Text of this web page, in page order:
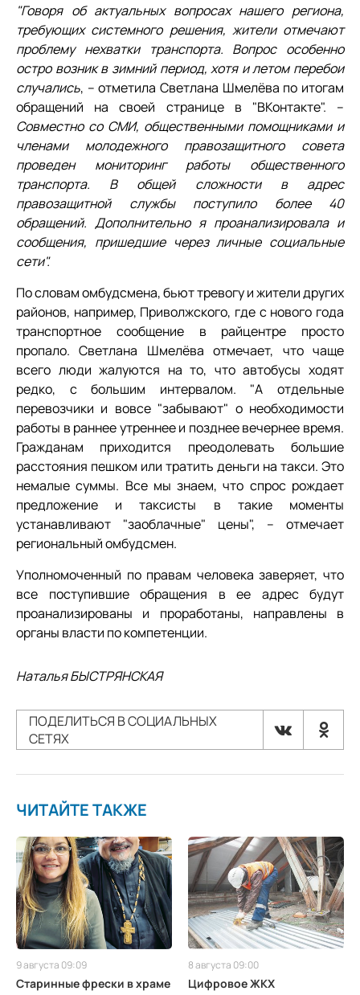
"Говоря об актуальных вопросах нашего региона,
требующих системного решения, жители отмечают
проблему нехватки транспорта. Вопрос особенно
остро возник в зимний период, хотя и летом перебои
случались, – отметила Светлана Шмелёва по итогам
обращений на своей странице в "ВКонтакте". –
Совместно со СМИ, общественными помощниками и
членами молодежного правозащитного совета
проведен мониторинг работы общественного
транспорта. В общей сложности в адрес
правозащитной службы поступило более 40
обращений. Дополнительно я проанализировала и
сообщения, пришедшие через личные социальные
сети".
По словам омбудсмена, бьют тревогу и жители других
районов, например, Приволжского, где с нового года
транспортное сообщение в райцентре просто
пропало. Светлана Шмелёва отмечает, что чаще
всего люди жалуются на то, что автобусы ходят
редко, с большим интервалом. "А отдельные
перевозчики и вовсе "забывают" о необходимости
работы в раннее утреннее и позднее вечернее время.
Гражданам приходится преодолевать большие
расстояния пешком или тратить деньги на такси. Это
немалые суммы. Все мы знаем, что спрос рождает
предложение и таксисты в такие моменты
устанавливают "заоблачные" цены", – отмечает
региональный омбудсмен.
Уполномоченный по правам человека заверяет, что
все поступившие обращения в ее адрес будут
проанализированы и проработаны, направлены в
органы власти по компетенции.
Наталья БЫСТРЯНСКАЯ
ПОДЕЛИТЬСЯ В СОЦИАЛЬНЫХ
СЕТЯХ
ЧИТАЙТЕ ТАКЖЕ
9 августа 09:09
Старинные фрески в храме
8 августа 09:00
Цифровое ЖКХ